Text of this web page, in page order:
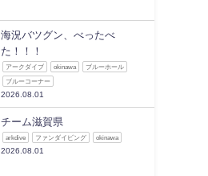
海況バツグン、べったべ
た！！！
アークダイブ okinawa ブルーホール
ブルーコーナー
2026.08.01
チーム滋賀県
arkdive ファンダイビング okinawa
2026.08.01